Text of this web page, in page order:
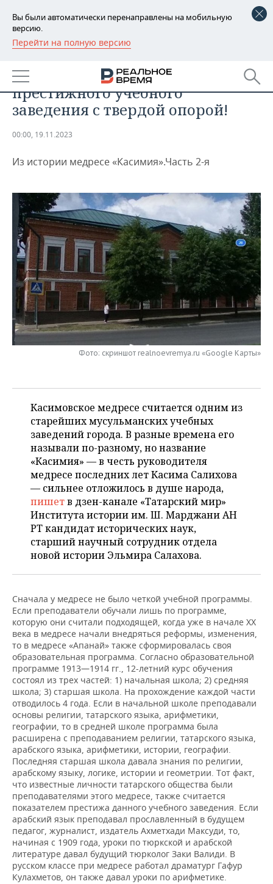
Вы были автоматически перенаправлены на мобильную
версию.
Перейти на полную версию
РЕГИОНЫ
БАШКОРТОСТАН
ТАТАРСТАН
НОВОСТИ
АНАЛИТИКА
ДЕКЛАРАЦИИ О ДОХОДАХ
ВУЗЫ ТАТАРСТАНА
КОМУ ПРИНАДЛЕЖАТ
ТОРГОВЫЕ ЦЕНТРЫ
ТАТАРСТАНА
НОВОСТИ ЭКОНОМИКИ
БАНКИ
БЮДЖЕТ
ИНВЕСТИЦИИ
ПРОМЫШЛЕННОСТЬ
ПРОМЫШЛЕННОСТИ
АГРОПРОМ
МАШИНОСТРОЕНИЕ
НЕФТЕХИМИЯ
НЕФТЬ
ОПК
НОВОСТИ НЕДВИЖИМОСТИ
АВТО
НОВОСТИ АВТО
БИЗНЕС
НОВОСТИ БИЗНЕСА
РОЗНИЧНАЯ ТОРГОВЛЯ
ТРАНСПОРТ
ТЕХНОЛОГИИ
НОВОСТИ ТЕХНОЛОГИЙ
IT
МЕРОПРИЯТИЯ
НОВОСТИ МЕРОПРИЯТИЙ
ВЫЕЗДНАЯ РЕДАКЦИЯ
ONLINE-КОНФЕРЕНЦИИ
ОТКРЫТАЯ ЛЕКЦИЯ
СПОРТ
НОВОСТИ СПОРТА
ХОККЕЙ
БАСКЕТБОЛ
ВОЛЕЙБОЛ
КИБЕРСПОРТ
ФИГУРНОЕ КАТАНИЕ
ВОДНЫЕ ВИДЫ СПОРТА
ХОККЕЙ С МЯЧОМ
ВЛАСТЬ
ИНФРАСТРУКТУРА
ИСТОРИЯ
КУЛЬТУРА
МЕДИЦИНА
ОБРАЗОВАНИЕ
ПРОИСШЕСТВИЯ
СЮЖЕТЫ
СПРАВОЧНИК
СПИСОК ПЕРСОН
СПИСОК КОМПАНИЙ
ПОЛНАЯ ВЕРСИЯ
Необходимо признать величие
престижного учебного
заведения с твердой опорой!
00:00, 19.11.2023
Из истории медресе «Касимия».Часть 2-я
Фото: скриншот realnoevremya.ru «Google Карты»
Касимовское медресе считается одним из
старейших мусульманских учебных
заведений города. В разные времена его
называли по-разному, но название
«Касимия» — в честь руководителя
медресе последних лет Касима Салихова
— сильнее отложилось в душе народа,
пишетв дзен-канале «Татарский мир»
Института истории им. Ш. Марджани АН
РТ кандидат исторических наук,
старший научный сотрудник отдела
новой истории Эльмира Салахова.
Сначала у медресе не было четкой учебной программы.
Если преподаватели обучали лишь по программе,
которую они считали подходящей, когда уже в начале XX
века в медресе начали внедряться реформы, изменения,
то в медресе «Апанай» также сформировалась своя
образовательная программа. Согласно образовательной
программе 1913—1914 гг., 12-летний курс обучения
состоял из трех частей: 1) начальная школа; 2) средняя
школа; 3) старшая школа. На прохождение каждой части
отводилось 4 года. Если в начальной школе преподавали
основы религии, татарского языка, арифметики,
географии, то в средней школе программа была
расширена с преподаванием религии, татарского языка,
арабского языка, арифметики, истории, географии.
Последняя старшая школа давала знания по религии,
арабскому языку, логике, истории и геометрии. Тот факт,
что известные личности татарского общества были
преподавателями этого медресе, также считается
показателем престижа данного учебного заведения. Если
арабский язык преподавал прославленный в будущем
педагог, журналист, издатель Ахметхади Максуди, то,
начиная с 1909 года, уроки по тюркской и арабской
литературе давал будущий тюрколог Заки Валиди. В
русском классе при медресе работал драматург Гафур
Кулахметов, он также давал уроки по арифметике.